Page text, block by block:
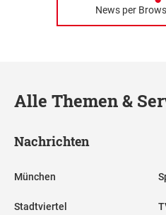
News per
Alle Themen &
Nachrichten
München
Stadtviertel